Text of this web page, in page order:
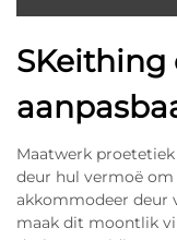
SKeithing
Maatwerk
deur hul vermoë
akkommodeer deur
maak dit moontlik